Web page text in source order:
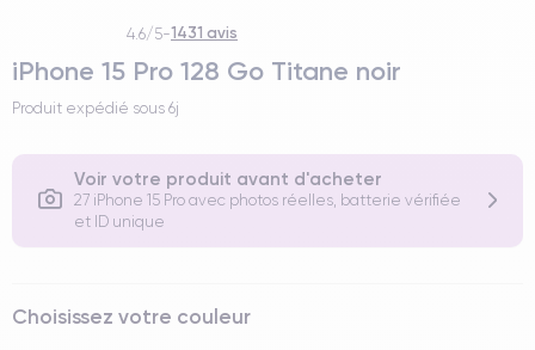
4.6/5-1431 avis
iPhone 15 Pro 128 Go Titane noir
Produit expédié sous 6j
Voir votre produit avant d'acheter
27 iPhone 15 Pro avec photos réelles, batterie vérifiée
et ID unique
Choisissez votre couleur